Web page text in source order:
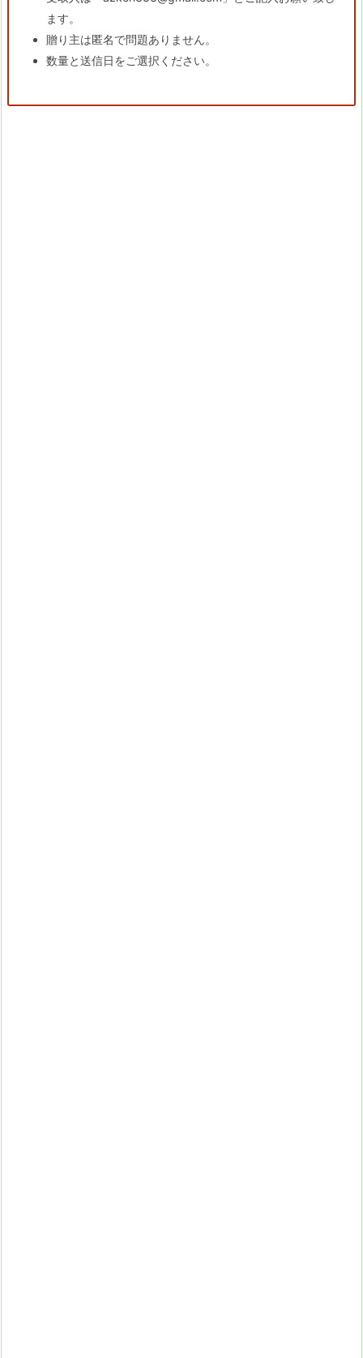
ます。
贈り主は匿名で問題ありません。
数量と送信日をご選択ください。